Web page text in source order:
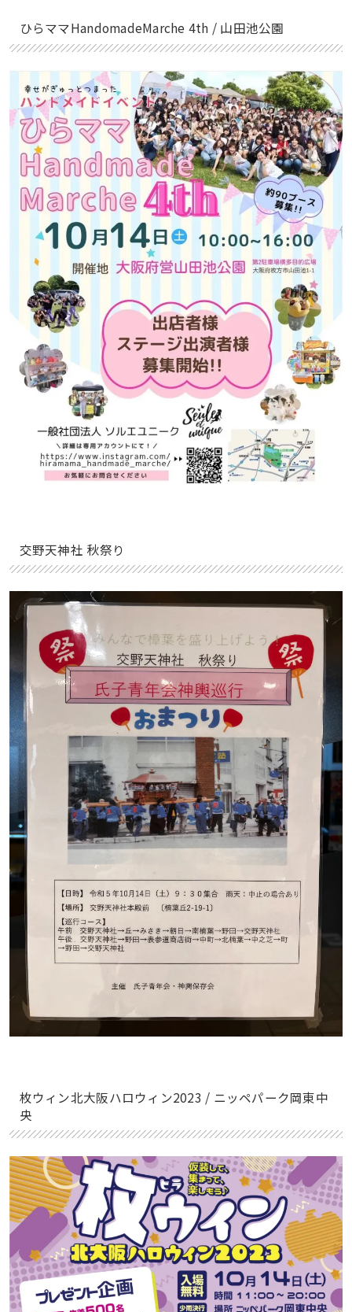
ひらママHandomadeMarche 4th / 山田池公園
交野天神社 秋祭り
枚ウィン北大阪ハロウィン2023 / ニッペパーク岡東中
央